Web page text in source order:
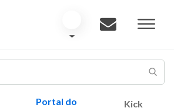
Portal do
Kick